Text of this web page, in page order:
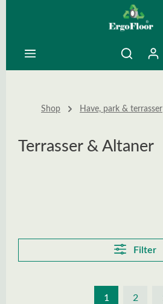
Shop Have, park & terrasser
Terrasser & Altaner
Filter
1 2